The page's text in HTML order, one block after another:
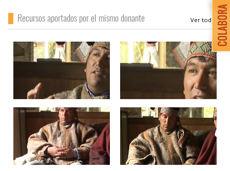
Recursos aportados por el mismo donante